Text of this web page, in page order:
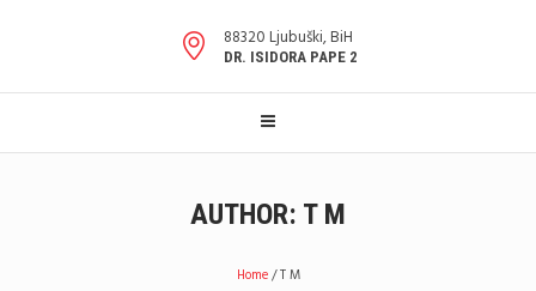
88320 Ljubuški, BiH
DR. ISIDORA PAPE 2
AUTHOR: T M
Home/T M